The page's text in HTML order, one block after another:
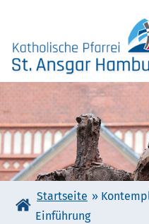
content
Katholische Pfarrei St.
Startseite »
Einführung